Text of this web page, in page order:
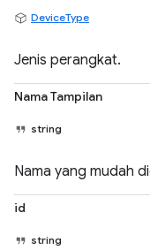
DeviceType
Jenis perangkat.
Nama Tampilan
string
Nama yang mudah
id
string